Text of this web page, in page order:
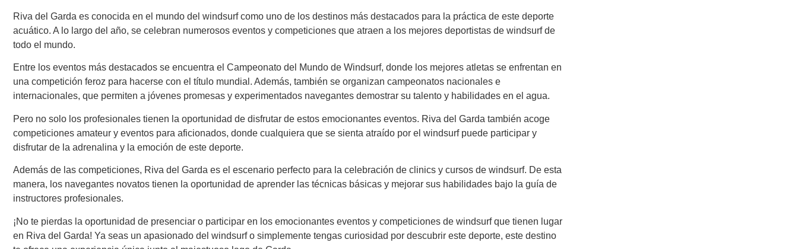
Riva del Garda es conocida en el mundo del windsurf como uno de los destinos más destacados para la práctica de este deporte
acuático. A lo largo del año, se celebran numerosos eventos y competiciones que atraen a los mejores deportistas de windsurf de
todo el mundo.
Entre los eventos más destacados se encuentra el Campeonato del Mundo de Windsurf, donde los mejores atletas se enfrentan en
una competición feroz para hacerse con el título mundial. Además, también se organizan campeonatos nacionales e
internacionales, que permiten a jóvenes promesas y experimentados navegantes demostrar su talento y habilidades en el agua.
Pero no solo los profesionales tienen la oportunidad de disfrutar de estos emocionantes eventos. Riva del Garda también acoge
competiciones amateur y eventos para aficionados, donde cualquiera que se sienta atraído por el windsurf puede participar y
disfrutar de la adrenalina y la emoción de este deporte.
Además de las competiciones, Riva del Garda es el escenario perfecto para la celebración de clinics y cursos de windsurf. De esta
manera, los navegantes novatos tienen la oportunidad de aprender las técnicas básicas y mejorar sus habilidades bajo la guía de
instructores profesionales.
¡No te pierdas la oportunidad de presenciar o participar en los emocionantes eventos y competiciones de windsurf que tienen lugar
en Riva del Garda! Ya seas un apasionado del windsurf o simplemente tengas curiosidad por descubrir este deporte, este destino